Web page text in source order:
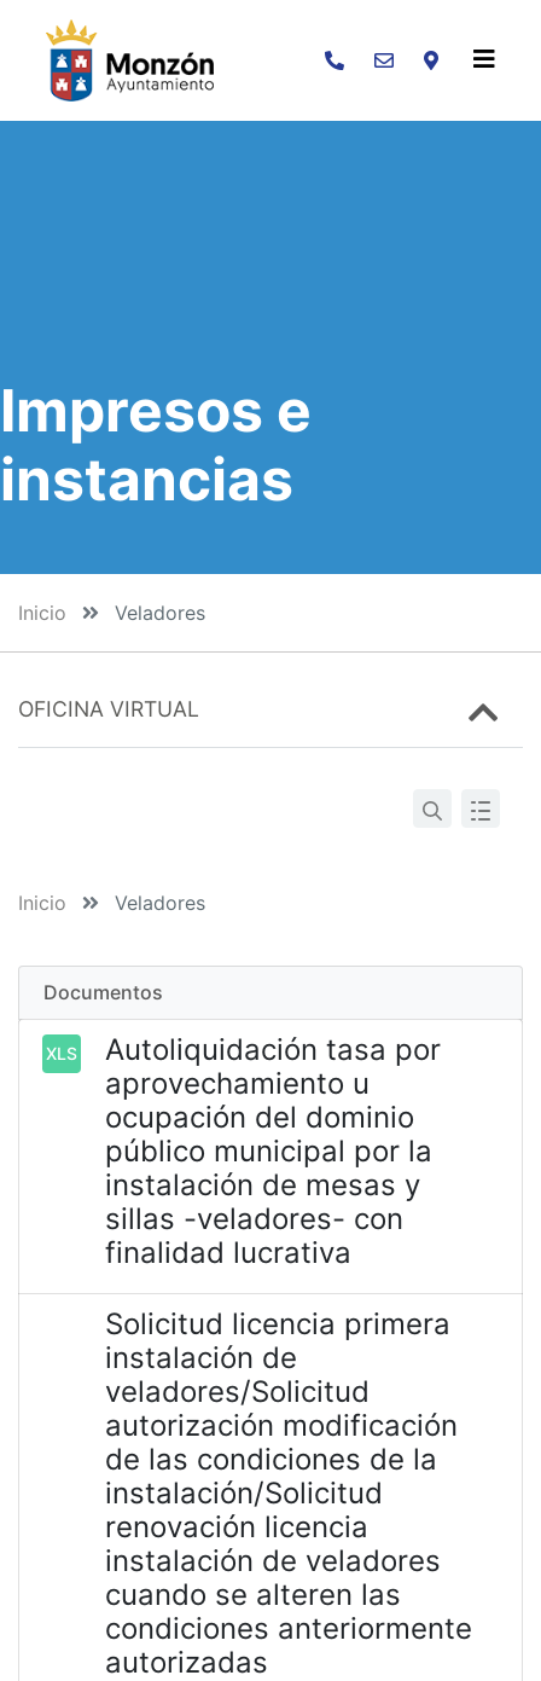
Buscar
Impresos e
instancias
Inicio Veladores
OFICINA VIRTUAL
Inicio Veladores
Documentos
XLS
Autoliquidación tasa por
aprovechamiento u
ocupación del dominio
público municipal por la
instalación de mesas y
sillas -veladores- con
finalidad lucrativa
Solicitud licencia primera
instalación de
veladores/Solicitud
autorización modificación
de las condiciones de la
instalación/Solicitud
renovación licencia
instalación de veladores
cuando se alteren las
condiciones anteriormente
autorizadas